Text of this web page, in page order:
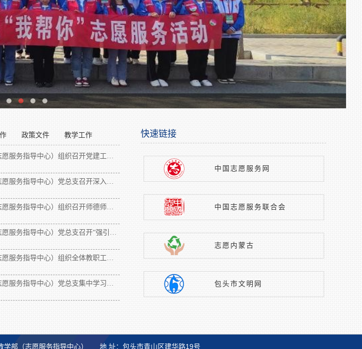
政策文件 教学工作
基础教学部（志愿服务指导中心）组织召开党建工作推进会暨深入贯彻中央八项规定精神学习教育总结会议
基础教学部（志愿服务指导中心）党总支召开深入贯彻中央八项规定精神学习教育工作推进会
基础教学部（志愿服务指导中心）组织召开师德师风专题工作会暨党总支理论学习中心组学习（扩大）
基础教学部（志愿服务指导中心）党总支召开“强引领、补短板、促提升”专项行动启动大会
基础教学部（志愿服务指导中心）组织全体教职工参观包头市廉洁文化主题公园
基础教学部（志愿服务指导中心）党总支集中学习《中国共产党纪律处分条例》
快速链接
中国志愿服务网
中国志愿服务联合会
志愿内蒙古
包头市文明网
部（志愿服务指导中心） 地 址：包头市青山区建华路19号